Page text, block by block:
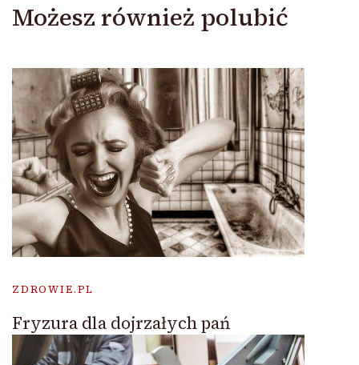
Możesz również polubić
ZDROWIE.PL
Fryzura dla dojrzałych pań